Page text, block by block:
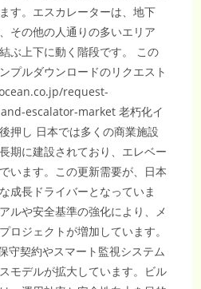
す。エスカレーターは、地下
その他の人通りの多いエリア
ぶ上下に動く階段です。 この
プルダウンロードのリクエスト
request-
escalator-market 老朽化イ
押し 日本では多くの商業施設
期に建設されており、エレベー
います。この更新需要が、日本
成長ドライバーとなっていま
ルや安全基準の強化により、メ
ロジェクトが増加しています。
守契約やスマート監視システム
モデルが拡大しています。ビル